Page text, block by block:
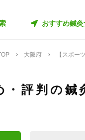
おすすめ鍼灸
大阪府 【スポー
・評判の鍼